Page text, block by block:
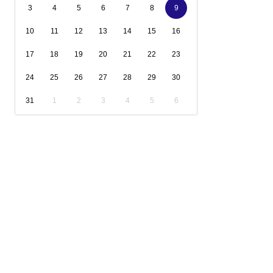
3 4 5 6 7 8 9
10 11 12 13 14 15 16
17 18 19 20 21 22 23
24 25 26 27 28 29 30
31 1 2 3 4 5 6